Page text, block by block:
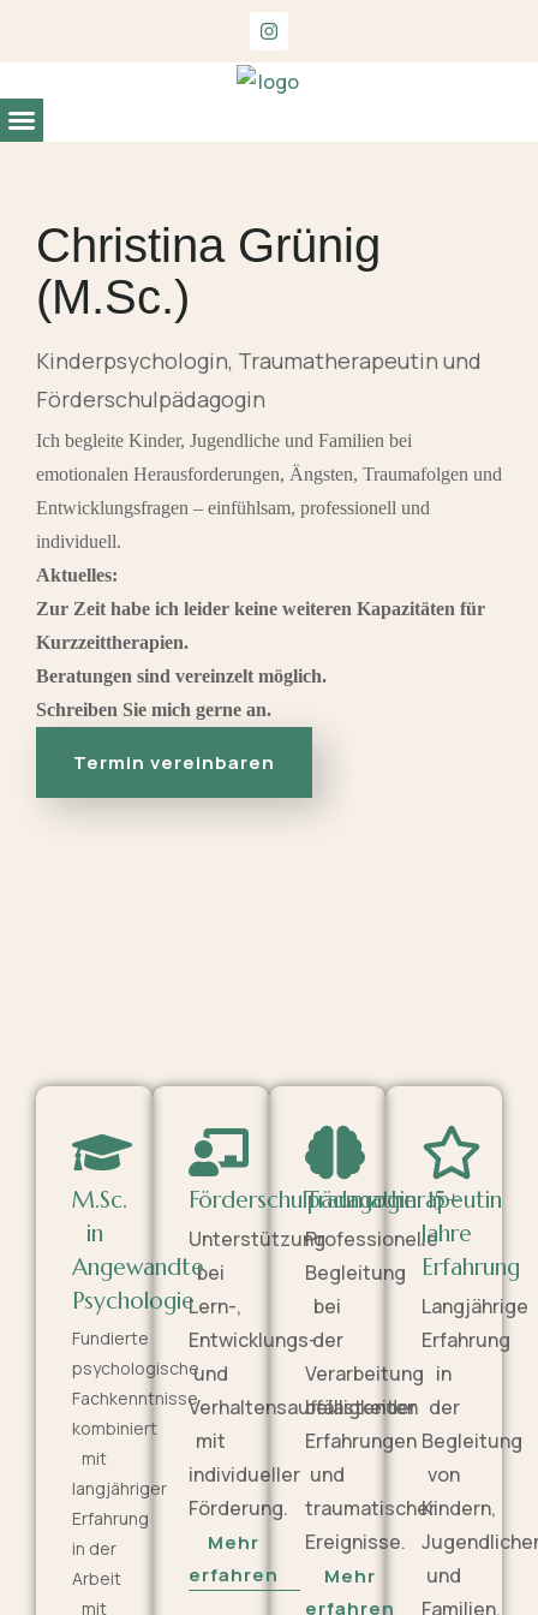
Christina Grünig
(M.Sc.)
Kinderpsychologin, Traumatherapeutin und
Förderschulpädagogin
Ich begleite Kinder, Jugendliche und Familien bei
emotionalen Herausforderungen, Ängsten, Traumafolgen und
Entwicklungsfragen – einfühlsam, professionell und
individuell.
Aktuelles:
Zur Zeit habe ich leider keine weiteren Kapazitäten für
Kurzzeittherapien.
Beratungen sind vereinzelt möglich.
Schreiben Sie mich gerne an.
Termin vereinbaren
M.Sc.
in
Angewandte
Psychologie
Fundierte
psychologische
Fachkenntnisse
kombiniert
mit
langjähriger
Erfahrung
in der
Arbeit
mit
Förderschulpädagogin
Unterstützung
bei
Lern-,
Entwicklungs-
und
Verhaltensauffälligkeiten
mit
individueller
Förderung.
Mehr
erfahren
Traumatherapeutin
Professionelle
Begleitung
bei
der
Verarbeitung
belastender
Erfahrungen
und
traumatischer
Ereignisse.
Mehr
erfahren
15+
Jahre
Erfahrung
Langjährige
Erfahrung
in
der
Begleitung
von
Kindern,
und
Familien.